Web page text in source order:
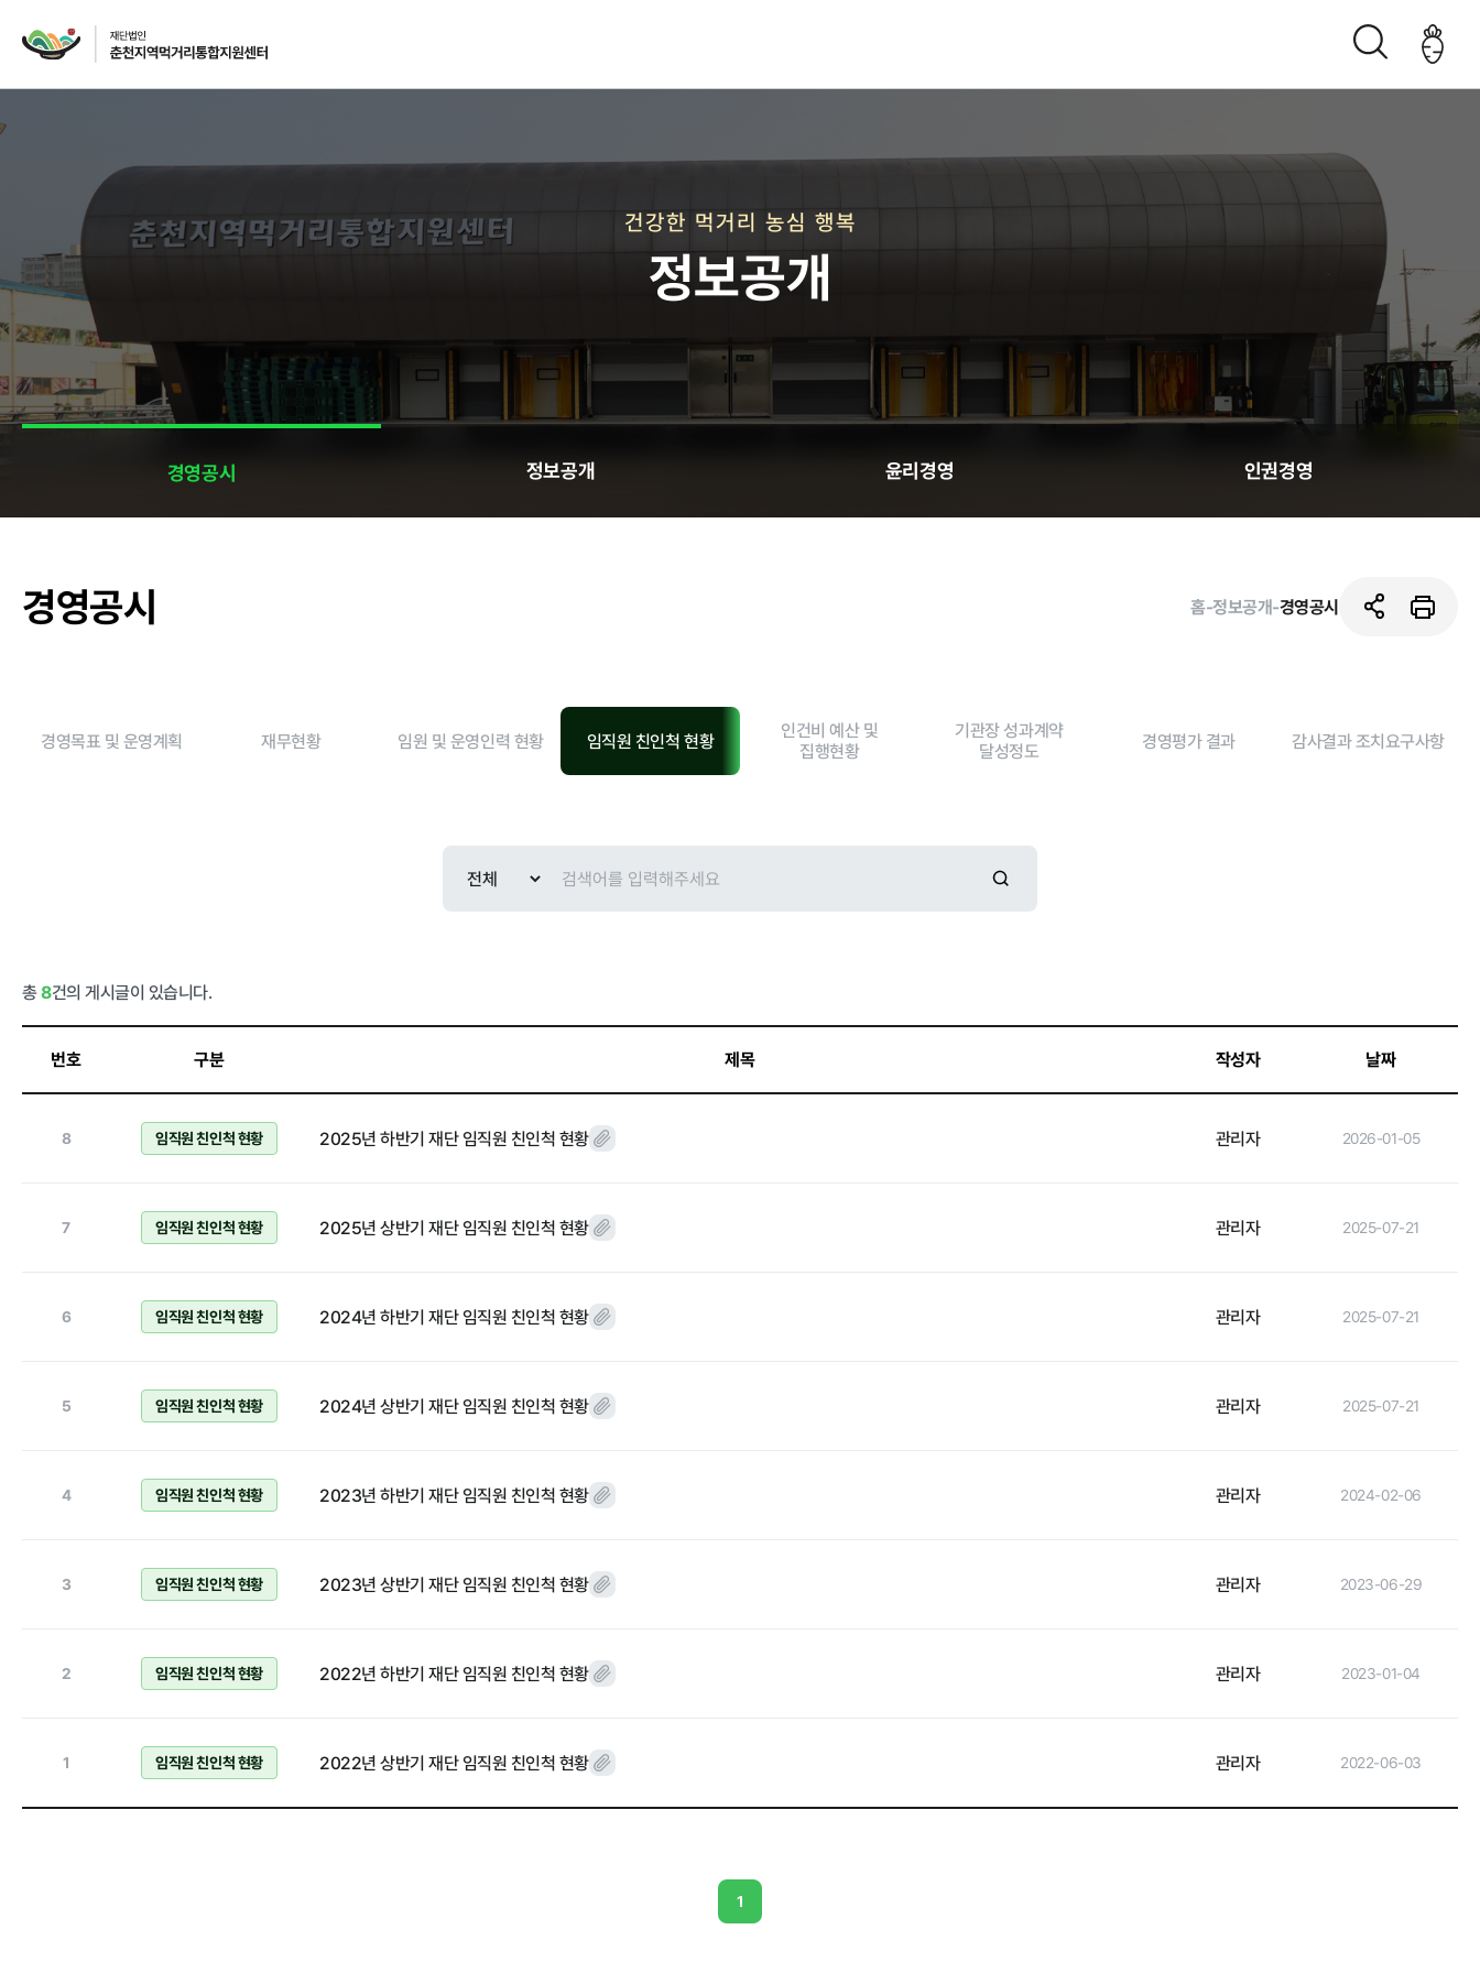
주요사업
먹거리 거버넌스 급식사업
춘천관내 학교현황
직매장 사업 생산관리
공지사항 안전성관리 교육안내 활동사진
정보공개
경영목표 및 운영계획
임원 및 운영인력 현황
기관장 성과계약 달성정도
감사결과 조치요구사항
행정정보공개
업무추진비 및 기타
홍보마당
알림마당
건강한 먹거리 농심 행복
정보공개
경영공시 정보공개 윤리경영 인권경영
경영공시 홈-정보공개-경영공시
경영목표 및 운영계획 재무현황 임원 및 운영인력 현황 임직원 친인척 현황
인건비 예산 및
집행현황
기관장 성과계약
달성정도
경영평가 결과 감사결과 조치요구사항
총8건의 게시글이 있습니다.
번호 구분 제목 작성자 날짜
8 임직원 친인척 현황 2025년 하반기 재단 임직원 친인척 현황 관리자 2026-01-05
7 임직원 친인척 현황 2025년 상반기 재단 임직원 친인척 현황 관리자 2025-07-21
6 임직원 친인척 현황 2024년 하반기 재단 임직원 친인척 현황 관리자 2025-07-21
5 임직원 친인척 현황 2024년 상반기 재단 임직원 친인척 현황 관리자 2025-07-21
4 임직원 친인척 현황 2023년 하반기 재단 임직원 친인척 현황 관리자 2024-02-06
3 임직원 친인척 현황 2023년 상반기 재단 임직원 친인척 현황 관리자 2023-06-29
2 임직원 친인척 현황 2022년 하반기 재단 임직원 친인척 현황 관리자 2023-01-04
1 임직원 친인척 현황 2022년 상반기 재단 임직원 친인척 현황 관리자 2022-06-03
1